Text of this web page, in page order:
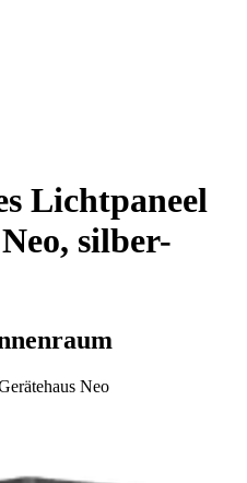
Lichtpaneel
silber-
Neo